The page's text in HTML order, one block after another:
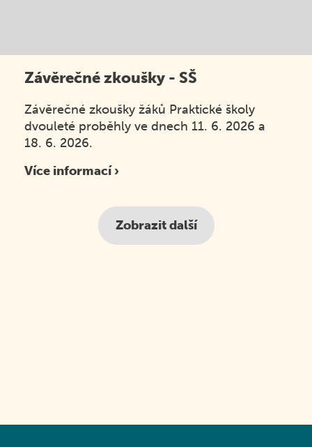
Závěrečné zkoušky - SŠ
Závěrečné zkoušky žáků Praktické školy
dvouleté proběhly ve dnech 11. 6. 2026 a
18. 6. 2026.
Více informací ›
Zobrazit další